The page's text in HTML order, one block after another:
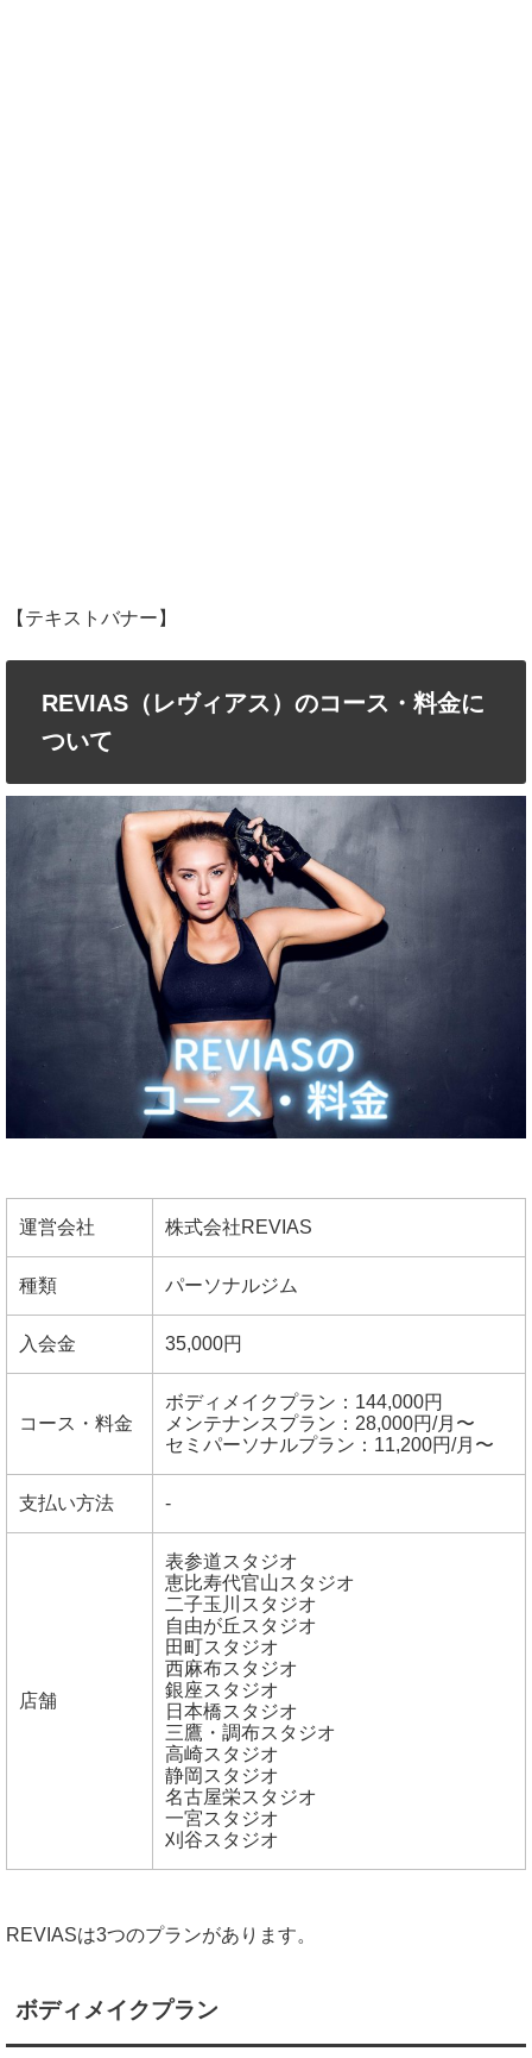
【テキストバナー】
REVIAS（レヴィアス）のコース・料金に
ついて
運営会社 株式会社REVIAS
種類 パーソナルジム
入会金 35,000円
コース・料金
ボディメイクプラン：144,000円
メンテナンスプラン：28,000円/月〜
セミパーソナルプラン：11,200円/月〜
支払い方法 -
店舗
表参道スタジオ
恵比寿代官山スタジオ
二子玉川スタジオ
自由が丘スタジオ
田町スタジオ
西麻布スタジオ
銀座スタジオ
日本橋スタジオ
三鷹・調布スタジオ
高崎スタジオ
静岡スタジオ
名古屋栄スタジオ
一宮スタジオ
刈谷スタジオ
REVIASは3つのプランがあります。
ボディメイクプラン